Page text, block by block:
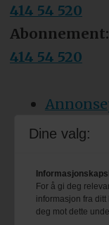
414 54 520
414 54 520
Tips oss
Besøk
sine
Dine valg:
For å gi deg
informasjon fra
deg mot dette